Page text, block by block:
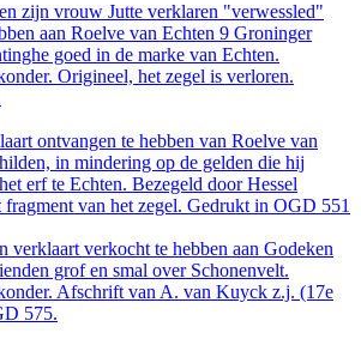
zijn vrouw Jutte verklaren "verwessled"
aan Roelve van Echten 9 Groninger
goed in de marke van Echten.
Origineel, het zegel is verloren.
ontvangen te hebben van Roelve van
in mindering op de gelden die hij
erf te Echten. Bezegeld door Hessel
van het zegel. Gedrukt in OGD 551
verklaart verkocht te hebben aan Godeken
grof en smal over Schonenvelt.
Afschrift van A. van Kuyck z.j. (17e
575.